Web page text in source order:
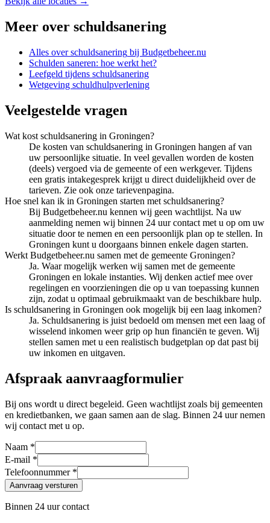
Meer over schuldsanering
Alles overschuldsanering bij Budgetbeheer.nu
Schulden saneren: hoe werkt het?
Leefgeld tijdens schuldsanering
Wetgeving schuldhulpverlening
Veelgestelde vragen
Wat kost schuldsanering in Groningen?
De kosten van schuldsanering in Groningen hangen af van
uw persoonlijke situatie. In veel gevallen worden de kosten
(deels) vergoed via de gemeente of een werkgever. Tijdens
een gratis intakegesprek krijgt u direct duidelijkheid over de
tarieven. Zie ook onze tarievenpagina.
Hoe snel kan ik in Groningen starten met schuldsanering?
Bij Budgetbeheer.nu kennen wij geen wachtlijst. Na uw
aanmelding nemen wij binnen 24 uur contact met u op om uw
situatie door te nemen en een persoonlijk plan op te stellen. In
Groningen kunt u doorgaans binnen enkele dagen starten.
Werkt Budgetbeheer.nu samen met de gemeente Groningen?
Ja. Waar mogelijk werken wij samen met de gemeente
Groningen en lokale instanties. Wij denken actief mee over
regelingen en voorzieningen die op u van toepassing kunnen
zijn, zodat u optimaal gebruikmaakt van de beschikbare hulp.
Is schuldsanering in Groningen ook mogelijk bij een laag inkomen?
Ja. Schuldsanering is juist bedoeld om mensen met een laag of
wisselend inkomen weer grip op hun financiën te geven. Wij
stellen samen met u een realistisch budgetplan op dat past bij
uw inkomen en uitgaven.
Afspraak aanvraagformulier
Bij ons wordt u direct begeleid. Geen wachtlijst zoals bij gemeenten
en kredietbanken, we gaan samen aan de slag. Binnen 24 uur nemen
wij contact met u op.
Naam *
E-mail *
Telefoonnummer *
Aanvraag versturen
Binnen 24 uur contact